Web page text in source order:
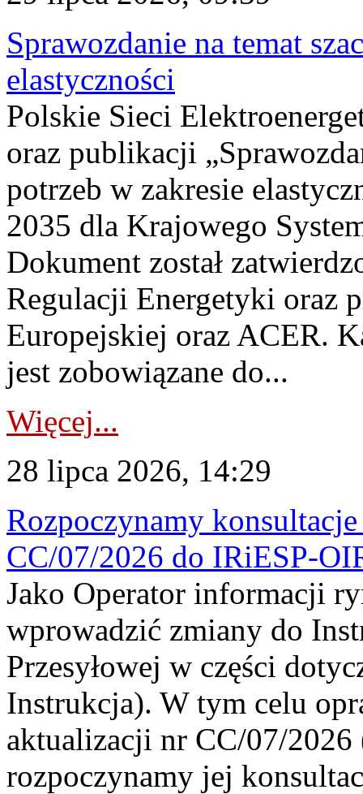
Sprawozdanie na temat
elastyczności
Polskie Sieci
oraz publikacji
potrzeb w zakresie
2035 dla Krajowego
Dokument został
Regulacji Energetyki oraz
Europejskiej oraz ACER.
jest zobowiązane do...
Więcej...
28 lipca 2026, 14:29
Rozpoczynamy
CC/07/2026 do IRiESP-
Jako Operator informacji
wprowadzić zmiany do
Przesyłowej w części
Instrukcja). W tym celu
aktualizacji nr CC/07/
rozpoczynamy jej